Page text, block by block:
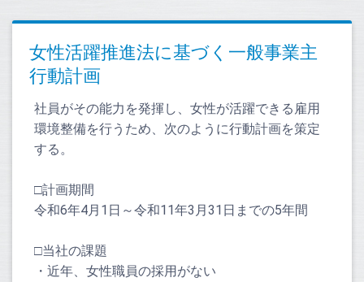
女性活躍推進法に基づく一般事業主
行動計画
社員がその能力を発揮し、女性が活躍できる雇用
環境整備を行うため、次のように行動計画を策定
する。
□計画期間
令和6年4月1日～令和11年3月31日までの5年間
□当社の課題
・近年、女性職員の採用がない